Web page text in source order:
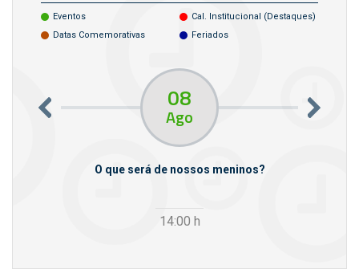
Eventos
Cal. Institucional (destaques)
Datas Comemorativas
Feriados
08
Ago
O que será de nossos meninos?
14:00 h